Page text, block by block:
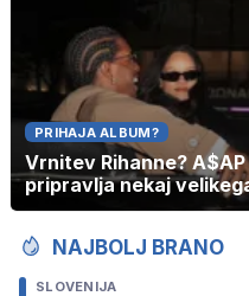
PRIHAJA ALBUM?
Vrnitev Rihanne?
pripravlja nekaj
NAJBOLJ BRANO
SLOVENIJA